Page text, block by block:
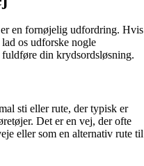
en fornøjelig udfordring. Hvis
os udforske nogle
din krydsordsløsning.
sti eller rute, der typisk er
Det er en vej, der ofte
eller som en alternativ rute til